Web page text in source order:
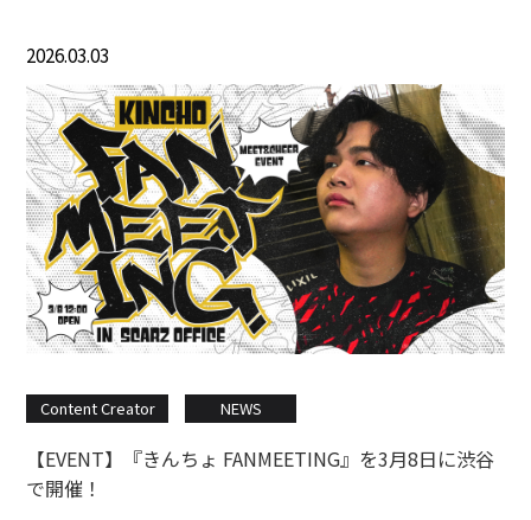
2026.03.03
Content Creator NEWS
【EVENT】『きんちょ FANMEETING』を3月8日に渋谷
で開催！